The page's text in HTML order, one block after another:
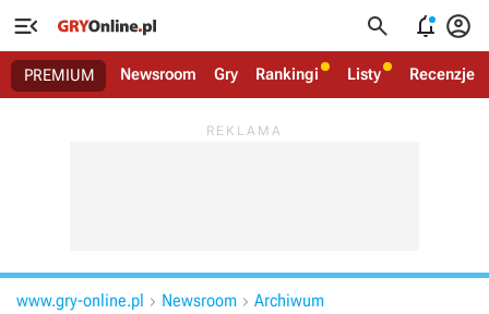
   
PREMIUM Newsroom Gry Rankingi Listy Recenzje
www.gry-online.pl  Newsroom  Archiwum